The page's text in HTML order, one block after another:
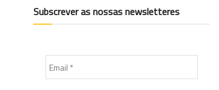
Subscrever as nossas newsletteres